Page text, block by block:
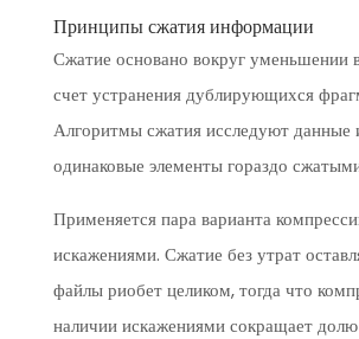
Принципы сжатия информации
Сжатие основано вокруг уменьшении
счет устранения дублирующихся
Алгоритмы сжатия исследуют данные
одинаковые элементы гораздо
Применяется пара варианта
искажениями. Сжатие без утрат
файлы риобет целиком, тогда что
наличии искажениями сокращает